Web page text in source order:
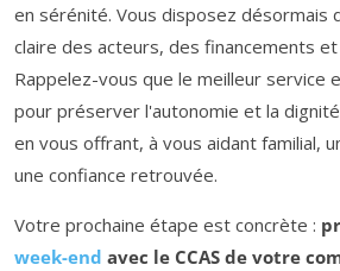
en sérénité. Vous disposez désormais
claire des acteurs, des financements
Rappelez-vous que le meilleur service
pour préserver l'autonomie et la
en vous offrant, à vous aidant familial,
une confiance retrouvée.
Votre prochaine étape est concrète :
week-end avec le CCAS de votre